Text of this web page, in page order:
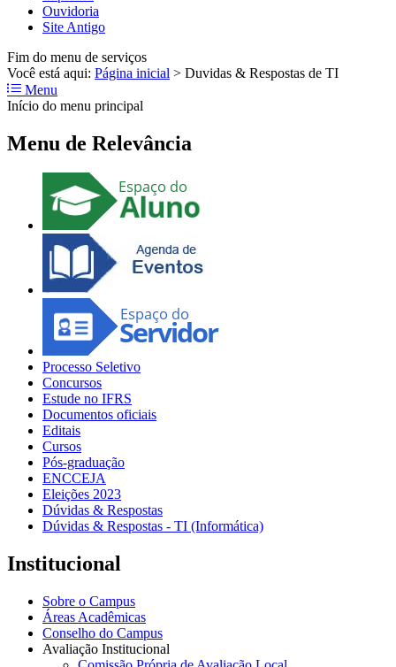
Ouvidoria
Site Antigo
Fim do menu de serviços
Você está aqui: Página inicial > Duvidas & Respostas de TI
Menu
Início do menu principal
Menu de Relevância
Processo Seletivo
Concursos
Estude no IFRS
Documentos oficiais
Editais
Cursos
Pós-graduação
ENCCEJA
Eleições 2023
Dúvidas & Respostas
Dúvidas & Respostas - TI (Informática)
Institucional
Sobre o Campus
Áreas Acadêmicas
Conselho do Campus
Avaliação Institucional